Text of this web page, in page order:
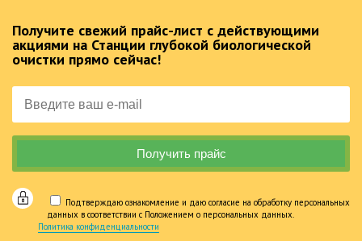
Получите свежий прайс-лист с действующими
акциями на Станции глубокой биологической
очистки прямо сейчас!
Подтверждаю ознакомление и даю согласие на обработку персональных
данных в соответствии с Положением о персональных данных.
Политика конфиденциальности